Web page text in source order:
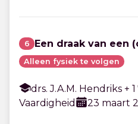
6 Een draak van een
Alleen fysiek te volgen
drs. J.A.M. Hendriks + 1
Vaardigheid
23 maart